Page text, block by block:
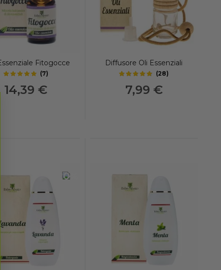
Fitogocce
(7)
14,39 €
Diffusore Oli Essenziali
(28)
7,99 €
-20%